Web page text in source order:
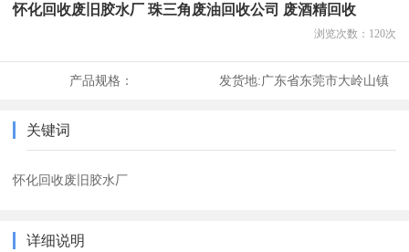
怀化回收废旧胶水厂 珠三角废油回收公司 废酒精回收
浏览次数： 120次
产品规格： 发货地:广东省东莞市大岭山镇
关键词
怀化回收废旧胶水厂
详细说明